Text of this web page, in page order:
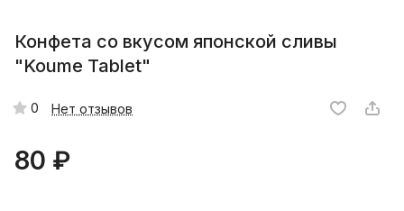
Конфета со вкусом японской сливы
"Koume Tablet"
0 Нет отзывов
80 ₽